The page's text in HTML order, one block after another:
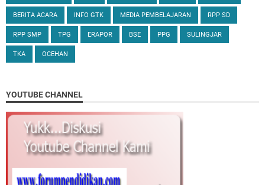
BERITA ACARA INFO GTK MEDIA PEMBELAJARAN RPP SD
RPP SMP TPG ERAPOR BSE PPG SULINGJAR
TKA OCEHAN
YOUTUBE CHANNEL